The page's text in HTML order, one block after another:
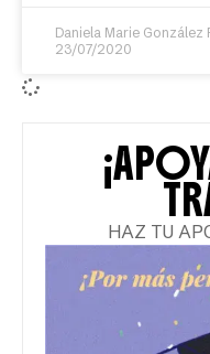
Daniela Marie González
23/07/2020
HAZ TU